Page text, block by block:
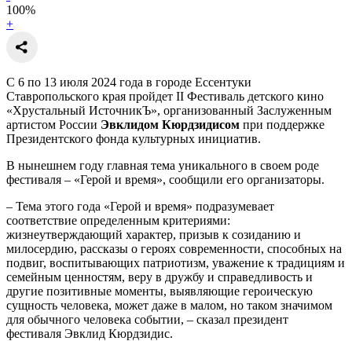
100%
+
С 6 по 13 июля 2024 года в городе Ессентуки
Ставропольского края пройдет II Фестиваль детского кино
«Хрустальный ИсточникЪ», организованный Заслуженным
артистом России Эвклидом Кюрдзидисом при поддержке
Президентского фонда культурных инициатив.
В нынешнем году главная тема уникального в своем роде
фестиваля – «Герой и время», сообщили его организаторы.
– Тема этого года «Герой и время» подразумевает
соответствие определенным критериями:
жизнеутверждающий характер, призыв к созиданию и
милосердию, рассказы о героях современности, способных на
подвиг, воспитывающих патриотизм, уважение к традициям и
семейным ценностям, веру в дружбу и справедливость и
другие позитивные моменты, выявляющие героическую
сущность человека, может даже в малом, но таком значимом
для обычного человека событии, – сказал президент
фестиваля Эвклид Кюрдзидис.